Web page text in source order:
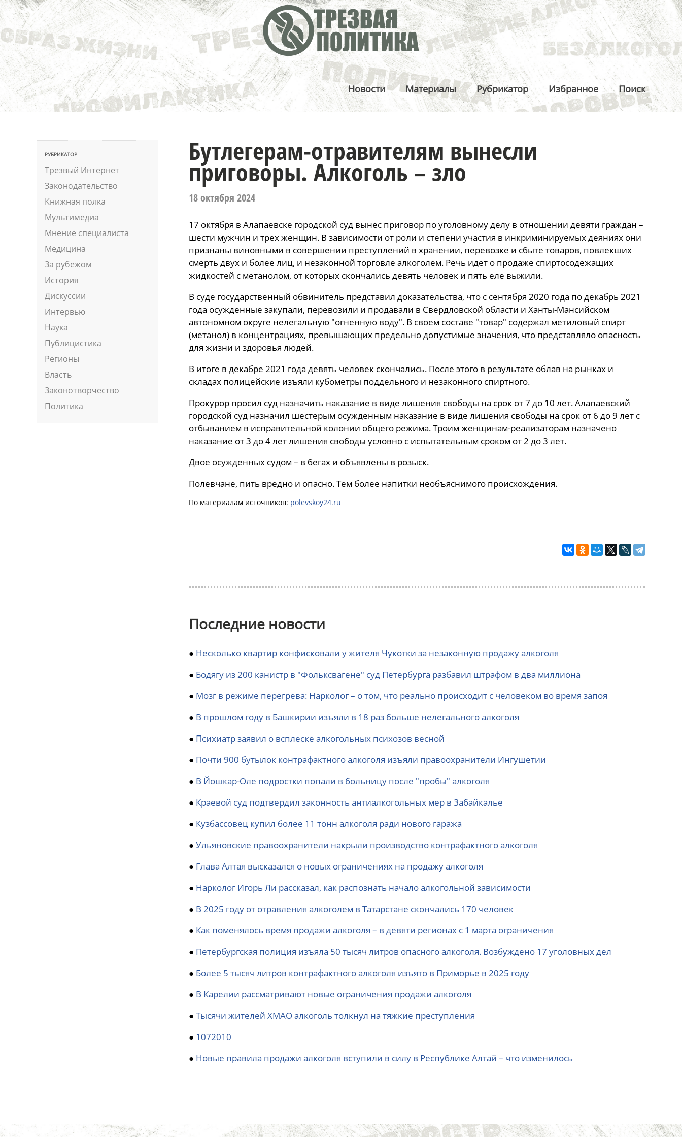
Новости Материалы Рубрикатор Избранное Поиск
РУБРИКАТОР
Трезвый Интернет
Законодательство
Книжная полка
Мультимедиа
Мнение специалиста
Медицина
За рубежом
История
Дискуссии
Интервью
Наука
Публицистика
Регионы
Власть
Законотворчество
Политика
Бутлегерам-отравителям вынесли
приговоры. Алкоголь – зло
18 октября 2024
17 октября в Алапаевске городской суд вынес приговор по уголовному делу в отношении девяти граждан –
шести мужчин и трех женщин. В зависимости от роли и степени участия в инкриминируемых деяниях они
признаны виновными в совершении преступлений в хранении, перевозке и сбыте товаров, повлекших
смерть двух и более лиц, и незаконной торговле алкоголем. Речь идет о продаже спиртосодежащих
жидкостей с метанолом, от которых скончались девять человек и пять еле выжили.
В суде государственный обвинитель представил доказательства, что с сентября 2020 года по декабрь 2021
года осужденные закупали, перевозили и продавали в Свердловской области и Ханты-Мансийском
автономном округе нелегальную "огненную воду". В своем составе "товар" содержал метиловый спирт
(метанол) в концентрациях, превышающих предельно допустимые значения, что представляло опасность
для жизни и здоровья людей.
В итоге в декабре 2021 года девять человек скончались. После этого в результате облав на рынках и
складах полицейские изъяли кубометры поддельного и незаконного спиртного.
Прокурор просил суд назначить наказание в виде лишения свободы на срок от 7 до 10 лет. Алапаевский
городской суд назначил шестерым осужденным наказание в виде лишения свободы на срок от 6 до 9 лет с
отбыванием в исправительной колонии общего режима. Троим женщинам-реализаторам назначено
наказание от 3 до 4 лет лишения свободы условно с испытательным сроком от 2 до 3 лет.
Двое осужденных судом – в бегах и объявлены в розыск.
Полевчане, пить вредно и опасно. Тем более напитки необъяснимого происхождения.
По материалам источников: polevskoy24.ru
Последние новости
● Несколько квартир конфисковали у жителя Чукотки за незаконную продажу алкоголя
● Бодягу из 200 канистр в "Фольксвагене" суд Петербурга разбавил штрафом в два миллиона
● Мозг в режиме перегрева: Нарколог – о том, что реально происходит с человеком во время запоя
● В прошлом году в Башкирии изъяли в 18 раз больше нелегального алкоголя
● Психиатр заявил о всплеске алкогольных психозов весной
● Почти 900 бутылок контрафактного алкоголя изъяли правоохранители Ингушетии
● В Йошкар-Оле подростки попали в больницу после "пробы" алкоголя
● Краевой суд подтвердил законность антиалкогольных мер в Забайкалье
● Кузбассовец купил более 11 тонн алкоголя ради нового гаража
● Ульяновские правоохранители накрыли производство контрафактного алкоголя
● Глава Алтая высказался о новых ограничениях на продажу алкоголя
● Нарколог Игорь Ли рассказал, как распознать начало алкогольной зависимости
● В 2025 году от отравления алкоголем в Татарстане скончались 170 человек
● Как поменялось время продажи алкоголя – в девяти регионах с 1 марта ограничения
● Петербургская полиция изъяла 50 тысяч литров опасного алкоголя. Возбуждено 17 уголовных дел
● Более 5 тысяч литров контрафактного алкоголя изъято в Приморье в 2025 году
● В Карелии рассматривают новые ограничения продажи алкоголя
● Тысячи жителей ХМАО алкоголь толкнул на тяжкие преступления
● 1072010
● Новые правила продажи алкоголя вступили в силу в Республике Алтай – что изменилось